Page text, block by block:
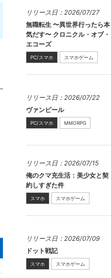
リリース日：2026/07/27
無職転生 〜異世界行ったら本
気だす〜 クロニクル・オブ・
エコーズ
PC/スマホ スマホゲーム
リリース日：2026/07/22
ヴァンピール
PC/スマホ MMORPG
リリース日：2026/07/15
俺のクマ充生活：美少女と契
約しすぎた件
スマホ スマホゲーム
リリース日：2026/07/09
ドット戦記
スマホ スマホゲーム